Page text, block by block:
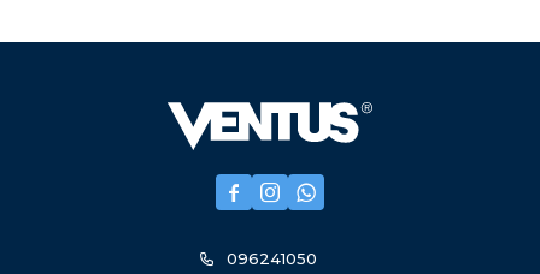
  
096241050